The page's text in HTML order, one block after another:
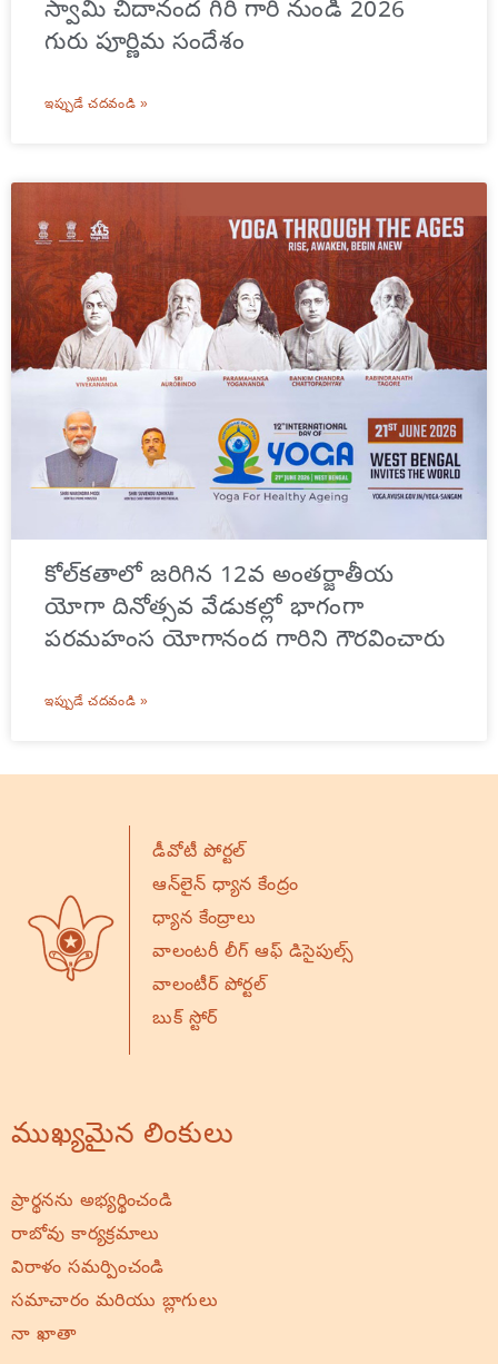
స్వామి చిదానంద గిరి గారి నుండి 2026
గురు పూర్ణిమ సందేశం
ఇప్పుడే చదవండి »
కోల్‌కతాలో జరిగిన 12వ అంతర్జాతీయ
యోగా దినోత్సవ వేడుకల్లో భాగంగా
పరమహంస యోగానంద గారిని గౌరవించారు
ఇప్పుడే చదవండి »
డీవోటీ పోర్టల్
ఆన్‌లైన్ ధ్యాన కేంద్రం
ధ్యాన కేంద్రాలు
వాలంటరీ లీగ్ ఆఫ్ డిసైపుల్స్
వాలంటీర్ పోర్టల్
బుక్ స్టోర్
ముఖ్యమైన లింకులు
ప్రార్థనను అభ్యర్థించండి
రాబోవు కార్యక్రమాలు
విరాళం సమర్పించండి
సమాచారం మరియు బ్లాగులు
నా ఖాతా